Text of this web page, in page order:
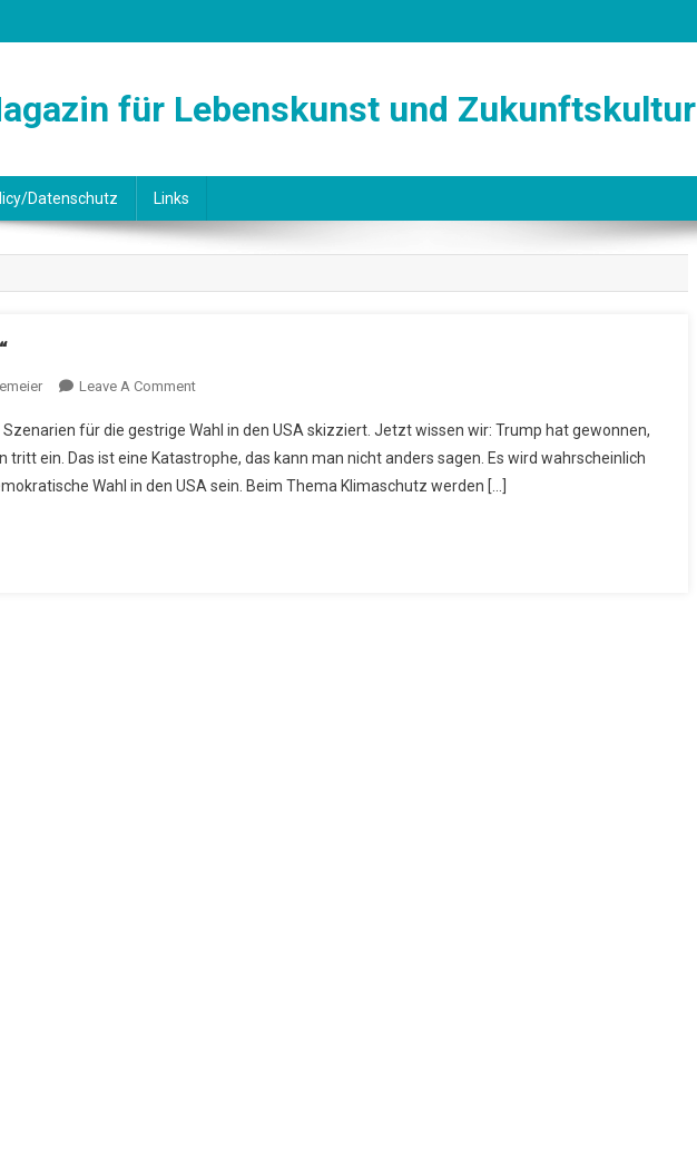
für Lebenskunst und Zukunftskultur
Datenschutz Links
Leave A CommentOn
Has
Fallen“
für die gestrige Wahl in den USA skizziert. Jetzt wissen wir: Trump hat gewonnen,
tritt ein. Das ist eine Katastrophe, das kann man nicht anders sagen. Es wird wahrscheinlich
Wahl in den USA sein. Beim Thema Klimaschutz werden […]